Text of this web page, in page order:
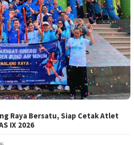
Raya Bersatu, Siap Cetak Atlet
IX 2026